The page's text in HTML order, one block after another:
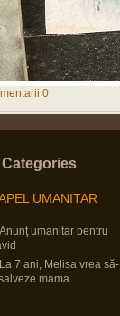
0
Categories
UMANITAR
Anunţ umanitar pentru
La 7 ani, Melisa vrea să-
mama